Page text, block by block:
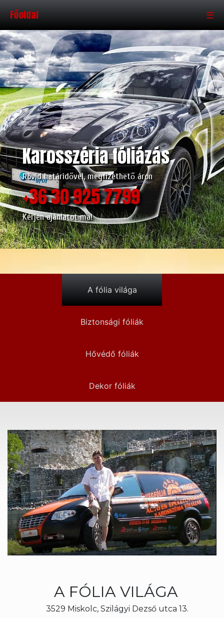
Főoldal ☰
Karosszéria fóliázás
Rövid határidővel, megfizethető áron
+36 30 925 7799
Kérjen ajánlatot ma!
A fólia világa
Biztonsági fóliák
Hővédő fóliák
Dekor fóliák
A FÓLIA VILÁGA
3529 Miskolc, Szilágyi Dezső utca 13.